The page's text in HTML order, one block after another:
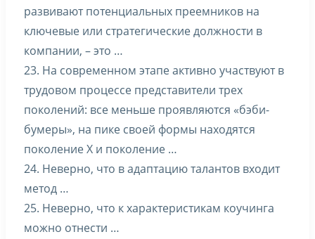
развивают потенциальных преемников на
ключевые или стратегические должности в
компании, – это …
23. На современном этапе активно участвуют в
трудовом процессе представители трех
поколений: все меньше проявляются «бэби-
бумеры», на пике своей формы находятся
поколение Х и поколение …
24. Неверно, что в адаптацию талантов входит
метод …
25. Неверно, что к характеристикам коучинга
можно отнести …